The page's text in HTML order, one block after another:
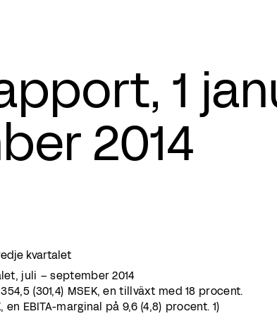
1
2014
kvartalet
juli – september 2014
(301,4) MSEK, en tillväxt med 18 procent.
en EBITA-marginal på 9,6 (4,8) procent. 1)